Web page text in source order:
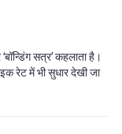
सत्र’ कहलाता है।
रेट में भी सुधार देखी जा